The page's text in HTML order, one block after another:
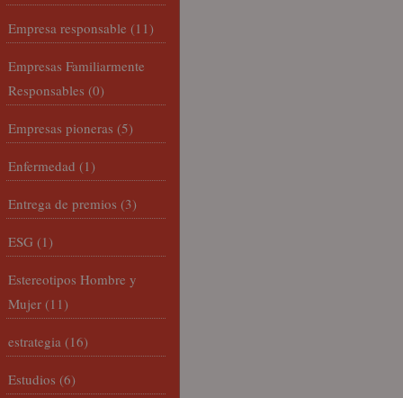
Empresa responsable (11)
Empresas Familiarmente
Responsables (0)
Empresas pioneras (5)
Enfermedad (1)
Entrega de premios (3)
ESG (1)
Estereotipos Hombre y
Mujer (11)
estrategia (16)
Estudios (6)